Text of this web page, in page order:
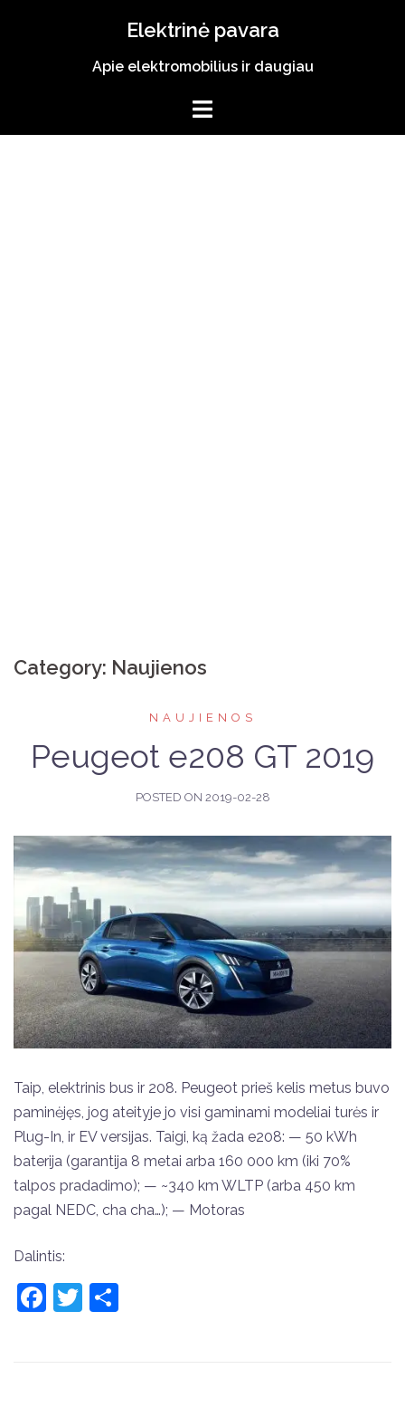
Elektrinė pavara
Apie elektromobilius ir daugiau
Category: Naujienos
NAUJIENOS
Peugeot e208 GT 2019
POSTED ON 2019-02-28
Taip, elektrinis bus ir 208. Peugeot prieš kelis metus buvo
paminėjęs, jog ateityje jo visi gaminami modeliai turės ir
Plug-In, ir EV versijas. Taigi, ką žada e208: — 50 kWh
baterija (garantija 8 metai arba 160 000 km (iki 70%
talpos pradadimo); — ~340 km WLTP (arba 450 km
pagal NEDC, cha cha…); — Motoras
Dalintis:
Facebook
Twitter